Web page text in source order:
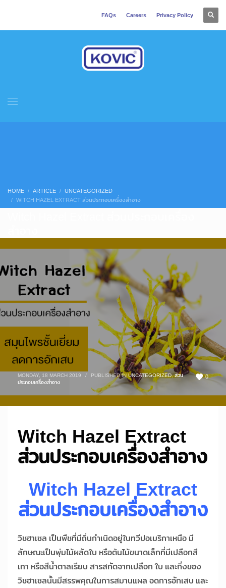
FAQs Careers Privacy Policy
HOME ARTICLE
UNCATEGORIZED
WITCH HAZEL EXTRACT ส่วนประกอบเครื่องสำอาง
0
MONDAY, 18 MARCH 2019 / PUBLISHED INUNCATEGORIZED,ส่วน
ประกอบเครื่องสำอาง
Witch Hazel Extract
ส่วนประกอบเครื่องสำอาง
Witch Hazel Extract
ส่วนประกอบเครื่องสำอาง
วิชฮาเซล เป็นพืชที่มีถิ่นกำเนิดอยู่ในทวีปอเมริกาเหนือ มี
ลักษณะเป็นพุ่มไม้ผลัดใบ หรือต้นไม้ขนาดเล็กที่มีเปลือกสี
เทา หรือสีน้ำตาลเรียบ สารสกัดจากเปลือก ใบ และกิ่งของ
วิชฮาเซลนั้นมีสรรพคุณในการสมานแผล อดการอักเสบ และ